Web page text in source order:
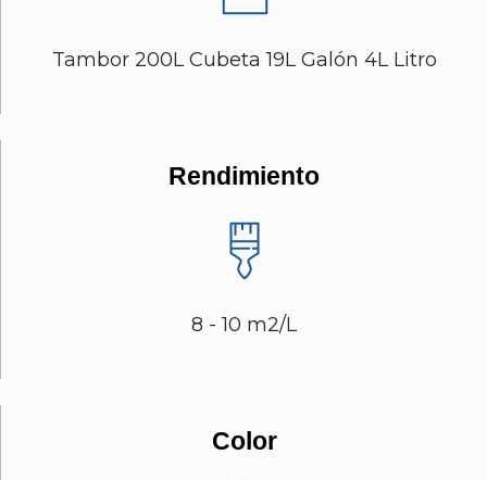
Tambor 200L Cubeta 19L Galón 4L Litro
Rendimiento
8 - 10 m2/L
Color